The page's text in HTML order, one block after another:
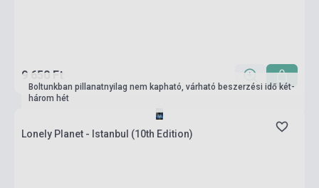
9 650 Ft
Boltunkban pillanatnyilag nem kapható, várható beszerzési idő két-
három hét
Lonely Planet - Istanbul (10th Edition)